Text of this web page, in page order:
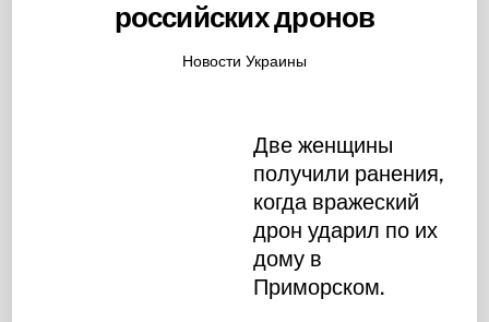
российских дронов
Новости Украины
Две женщины
получили ранения,
когда вражеский
дрон ударил по их
дому в
Приморском.